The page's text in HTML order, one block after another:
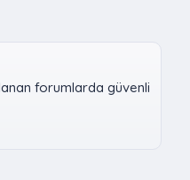
forumlarda güvenli